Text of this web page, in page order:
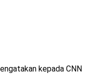
kepada CNN